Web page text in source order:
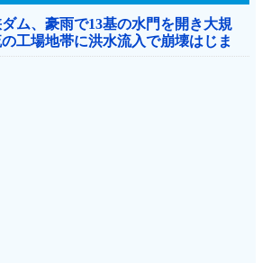
ダム、豪雨で13基の水門を開き大規
工場地帯に洪水流入で崩壊はじま